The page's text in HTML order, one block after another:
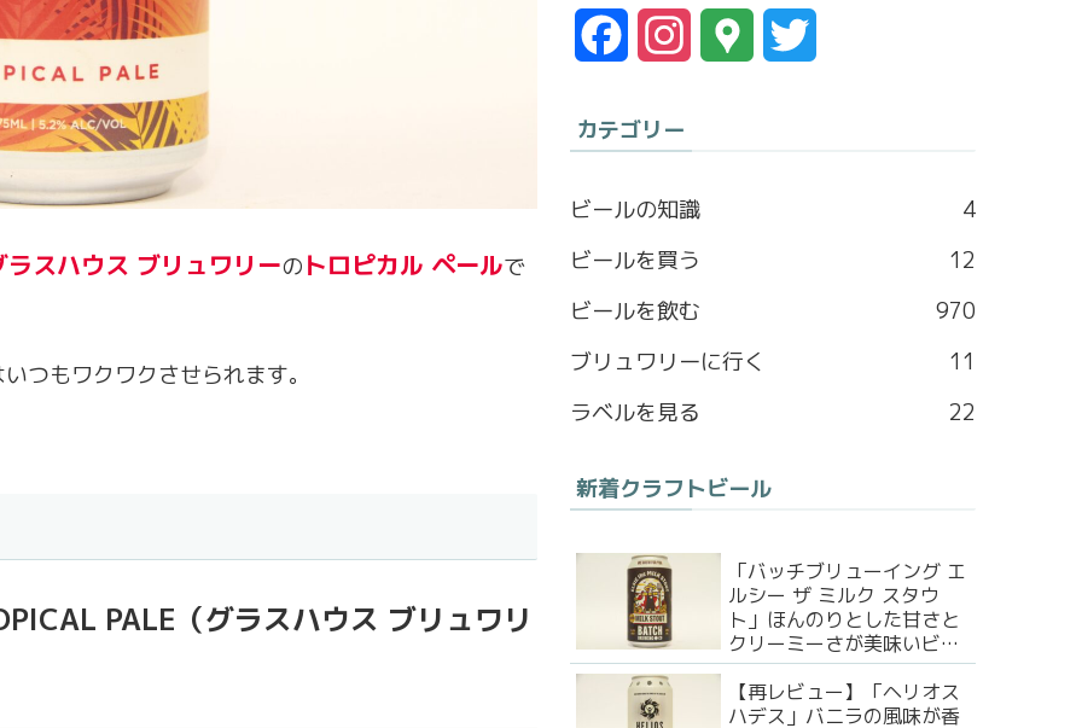
ラスハウス ブリュワリーの トロピカル ペールで
つもワクワクさせられます。
PALE（グラスハウス ブリュワリ
c
b
o
o
k
t
a
g
r
a
M
カテゴリー
ビールの知識
4
ビールを買う
12
ビールを飲む
970
ブリュワリーに行く
11
ラベルを見る
22
新着クラフトビール
「バッチブリューイング エ
ルシー ザ ミルク スタウ
ト」ほんのりとした甘さと
クリーミーさが美味いビー
ル！
【再レビュー】「ヘリオス
ハデス」バニラの風味が香